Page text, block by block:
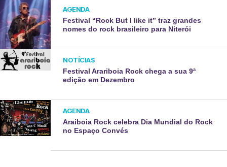
AGENDA
Festival “Rock But I like it” traz grandes
nomes do rock brasileiro para Niterói
NOTÍCIAS
Festival Arariboia Rock chega a sua 9ª
edição em Dezembro
AGENDA
Araiboia Rock celebra Dia Mundial do Rock
no Espaço Convés